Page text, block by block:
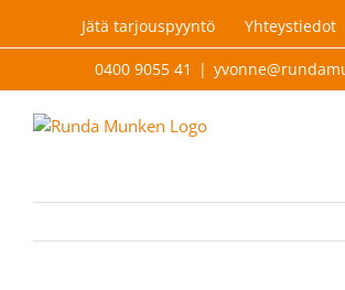
Jätä tarjouspyyntö Yhteystiedot
0400 9055 41 |